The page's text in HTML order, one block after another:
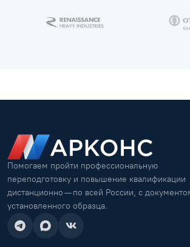
Помогаем пройти профессиональную
переподготовку и повышение квалификации
дистанционно — по всей России, с
установленного образца.